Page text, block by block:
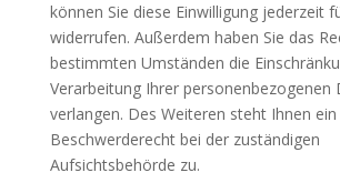
können Sie diese Einwilligung jederzeit
widerrufen. Außerdem haben Sie das
bestimmten Umständen die
Verarbeitung Ihrer personenbezogenen
verlangen. Des Weiteren steht Ihnen ein
Beschwerderecht bei der zuständigen
Aufsichtsbehörde zu.